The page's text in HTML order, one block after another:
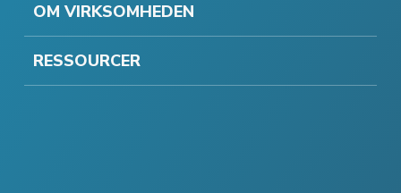
OM VIRKSOMHEDEN
RESSOURCER